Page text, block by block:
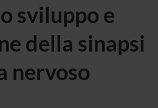
sviluppo e
della sinapsi
nervoso